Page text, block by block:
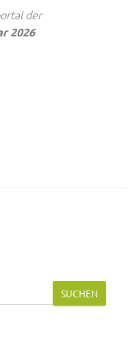
der
2026
SUCHEN